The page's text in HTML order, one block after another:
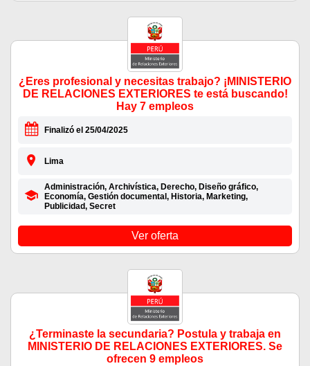
¿Eres profesional y necesitas trabajo? ¡MINISTERIO
DE RELACIONES EXTERIORES te está buscando!
Hay 7 empleos
Finalizó el 25/04/2025
Lima
Administración, Archivística, Derecho, Diseño gráfico,
Economía, Gestión documental, Historia, Marketing,
Publicidad, Secret
Ver oferta
¿Terminaste la secundaria? Postula y trabaja en
MINISTERIO DE RELACIONES EXTERIORES. Se
ofrecen 9 empleos